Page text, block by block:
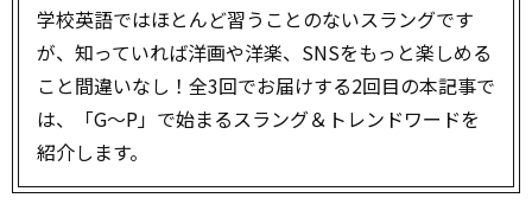
学校英語ではほとんど習うことのないスラングです
が、知っていれば洋画や洋楽、SNSをもっと楽しめる
こと間違いなし！全3回でお届けする2回目の本記事で
は、「G～P」で始まるスラング＆トレンドワードを
紹介します。